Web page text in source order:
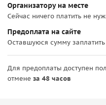
Организатору на месте
Сейчас ничего платить не
Предоплата на сайте
Оставшуюся сумму
Для предоплаты доступен
отмене за 48 часов